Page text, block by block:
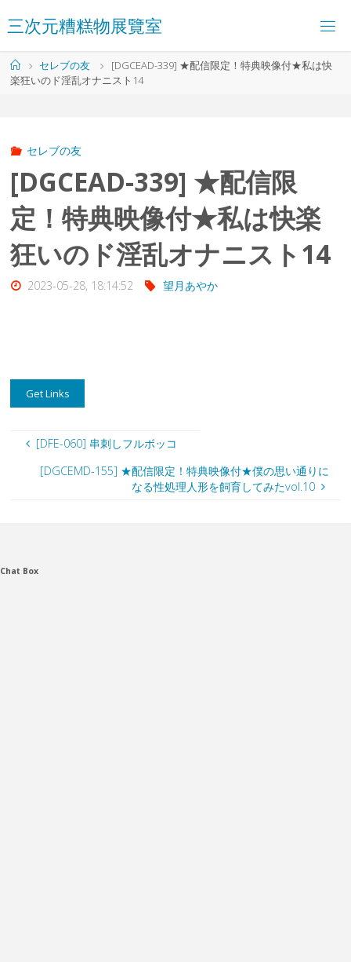
ン
テ
ン
三次元糟糕物展覽室
ホ
ー
セレブの友
[DGCEAD-339] ★配信限定！特典映像付★私は快
楽狂いのド淫乱オナニスト14
セレブの友
[DGCEAD-339] ★配信限
定！特典映像付★私は快楽
狂いのド淫乱オナニスト14
2023-05-28, 18:14:52 望月あやか
[DFE-060] 串刺しフルボッコ
[DGCEMD-155] ★配信限定！特典映像付★僕の思い通りに
なる性処理人形を飼育してみたvol.10
Chat Box